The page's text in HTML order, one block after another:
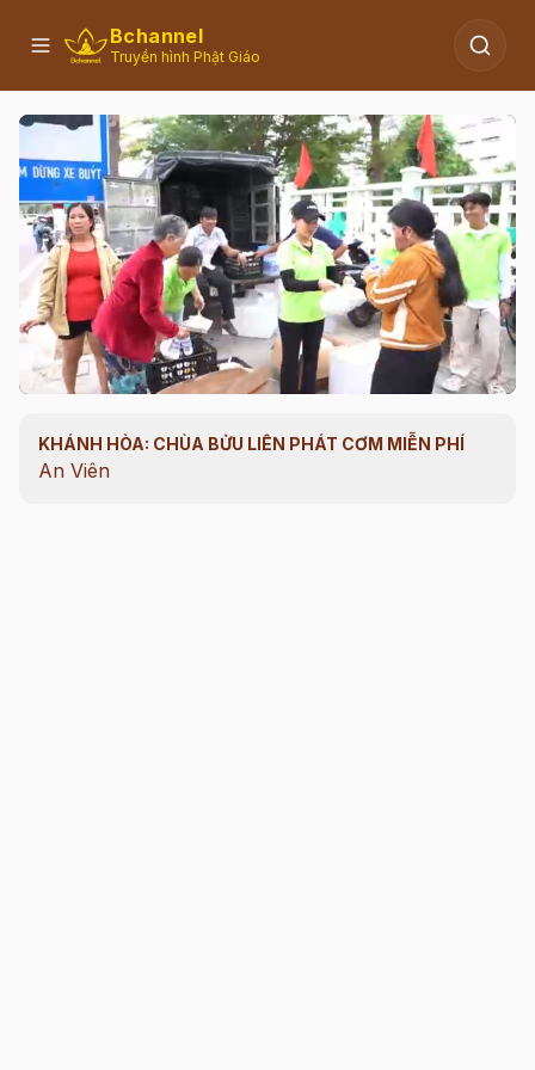
Bchannel
Truyền hình Phật Giáo
00:08/00:15
KHÁNH HÒA: CHÙA BỬU LIÊN PHÁT CƠM MIỄN PHÍ
An Viên